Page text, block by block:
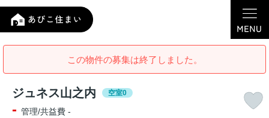
この物件の募集は終了しました。
ジュネス山之内 空室0
- 管理/共益費 -